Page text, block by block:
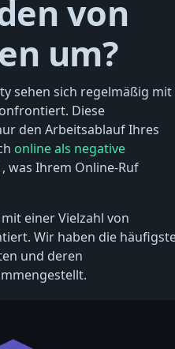
von
um?
sehen sich regelmäßig mit
Diese
den Arbeitsablauf Ihres
online als negative
, was Ihrem Online-Ruf
einer Vielzahl von
Wir haben die
und deren